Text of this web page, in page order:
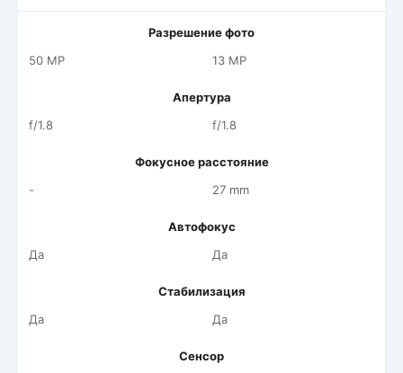
Разрешение фото
50 MP
13 MP
Апертура
f/1.8
f/1.8
Фокусное расстояние
-
27 mm
Автофокус
Да
Да
Стабилизация
Да
Да
Сенсор